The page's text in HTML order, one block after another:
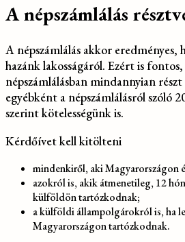
A népszámlálás
A népszámlálás akkor eredményes,
hazánk lakosságáról. Ezért is
népszámlálásban mindannyian
egyébként a népszámlálásról szóló
szerint kötelességünk is.
Kérdőívet kell kitölteni
mindenkiről, aki Magyarországon
azokról is, akik átmenetileg, 12
külföldön tartózkodnak;
a külföldi állampolgárokról is, ha
Magyarországon tartózkodnak.